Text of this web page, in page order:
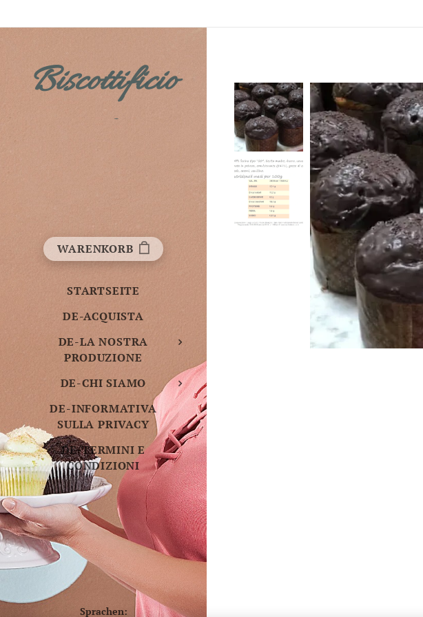
Biscottificio
Fichera
WARENKORB
STARTSEITE
DE-ACQUISTA
DE-LA NOSTRA
PRODUZIONE
DE-CHI SIAMO
DE-INFORMATIVA
SULLA PRIVACY
DE-TERMINI E
CONDIZIONI
Sprachen